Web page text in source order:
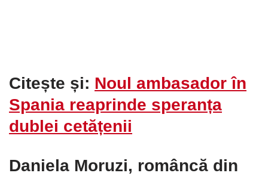
Citește și: Noul ambasador în
Spania reaprinde speranța
dublei cetățenii
Daniela Moruzi, româncă din